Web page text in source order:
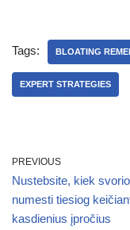
Tags: BLOATING
EXPERT STRATEGIES
PREVIOUS
Nustebsite, kiek
numesti tiesiog
kasdienius įpročius